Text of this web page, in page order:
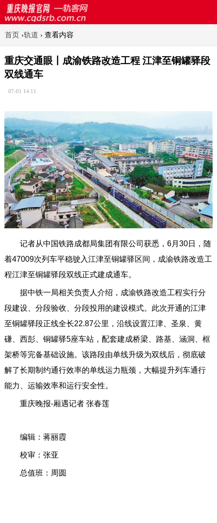
首页 ›轨道 › 查看内容
重庆交通眼丨成渝铁路改造工程 江津至铜罐驿段
双线通车
07-01 14:11
记者从中国铁路成都局集团有限公司获悉，6月30日，随
着47009次列车平稳驶入江津至铜罐驿区间，成渝铁路改造工
程江津至铜罐驿段双线正式建成通车。
据中铁一局相关负责人介绍，成渝铁路改造工程实行分
段建设、分段验收、分段投用的建设模式。此次开通的江津
至铜罐驿段正线全长22.87公里，沿线设置江津、圣泉、黄
磏、西彭、铜罐驿5座车站，配套建成桥梁、路基、涵洞、框
架桥等完备基础设施。该路段由单线升级为双线后，彻底破
解了长期制约通行效率的单线运力瓶颈，大幅提升列车通行
能力、运输效率和运行安全性。
重庆晚报-厢遇记者 张春莲
编辑：蒋丽霞
校审：张亚
总值班：周圆